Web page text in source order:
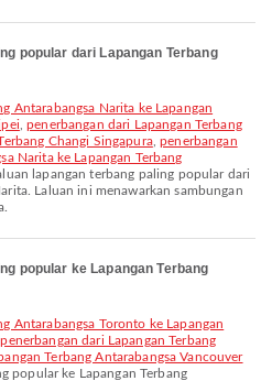
popular dari Lapangan Terbang
,penerbangan dari Lapangan Terbang
Changi Singapura,penerbangan
Narita ke Lapangan Terbang
lapangan terbang paling popular dari
Laluan ini menawarkan sambungan
popular ke Lapangan Terbang
penerbangan dari Lapangan Terbang
Terbang Antarabangsa Vancouver
popular ke Lapangan Terbang